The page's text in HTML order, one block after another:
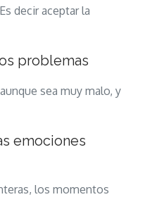
decir aceptar la
problemas
sea muy malo, y
emociones
los momentos